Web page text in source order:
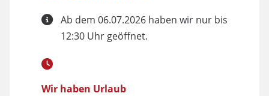
Ab dem 06.07.2026 haben wir nur bis
12:30 Uhr geöffnet.
Wir haben Urlaub